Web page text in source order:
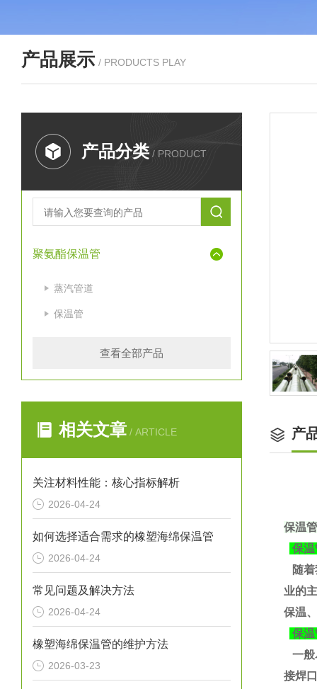
产品展示 / PRODUCTS PLAY
产品分类 / PRODUCT
聚氨酯保温管
蒸汽管道
保温管
查看全部产品
相关文章 / ARTICLE
关注材料性能：核心指标解析
2026-04-24
如何选择适合需求的橡塑海绵保温管
2026-04-24
常见问题及解决方法
2026-04-24
橡塑海绵保温管的维护方法
2026-03-23
产
保温
保
随着
业的
保温
保
一般
接焊